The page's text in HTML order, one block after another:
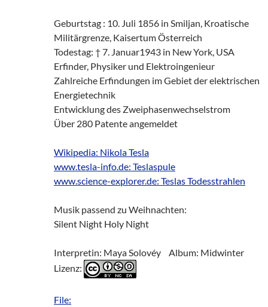
Geburtstag : 10. Juli 1856 in Smiljan, Kroatische
Militärgrenze, Kaisertum Österreich
Todestag: † 7. Januar1943 in New York, USA
Erfinder, Physiker und Elektroingenieur
Zahlreiche Erfindungen im Gebiet der elektrischen
Energietechnik
Entwicklung des Zweiphasenwechselstrom
Über 280 Patente angemeldet
Wikipedia: Nikola Tesla
www.tesla-info.de: Teslaspule
www.science-explorer.de: Teslas Todesstrahlen
Musik passend zu Weihnachten:
Silent Night Holy Night
Interpretin: Maya Solovéy Album: Midwinter
Lizenz:
File: